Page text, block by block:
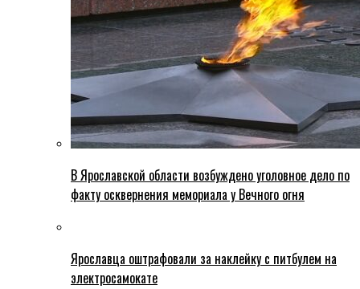
В Ярославской области возбуждено уголовное дело по
факту осквернения мемориала у Вечного огня
Ярославца оштрафовали за наклейку с питбулем на
электросамокате